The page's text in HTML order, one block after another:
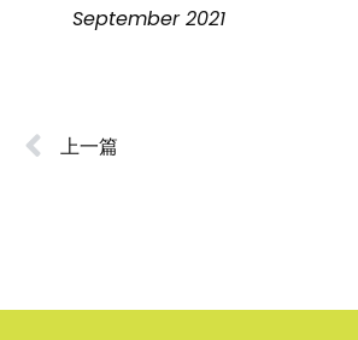
September 2021
上一篇